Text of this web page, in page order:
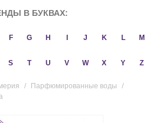
В БУКВАХ:
F G H J K L M
S T U V W X Y Z
/ Парфюмированные воды
/